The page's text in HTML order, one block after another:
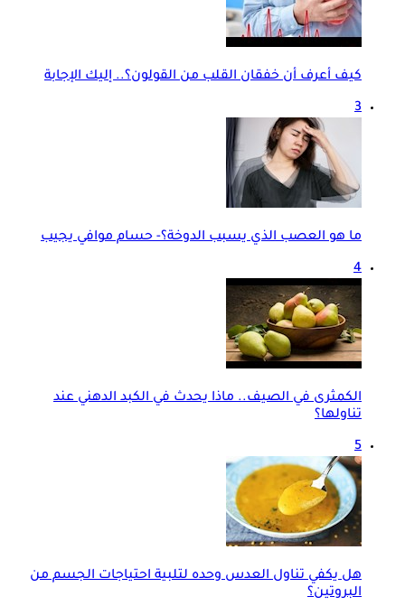
كيف أعرف أن خفقان القلب من القولون؟.. إليك الإجابة
3
ما هو العصب الذي يسبب الدوخة؟- حسام موافي يجيب
4
الكمثرى في الصيف.. ماذا يحدث في الكبد الدهني عند
تناولها؟
5
هل يكفي تناول العدس وحده لتلبية احتياجات الجسم من
البروتين؟